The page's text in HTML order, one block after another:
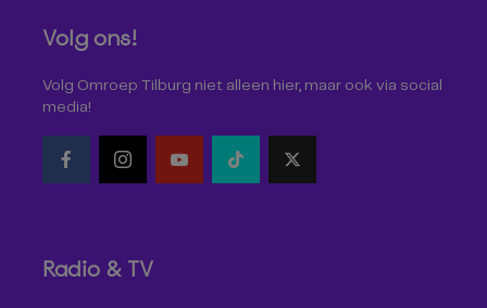
Volg ons!
Volg Omroep Tilburg niet alleen hier, maar ook via social
media!
Radio & TV